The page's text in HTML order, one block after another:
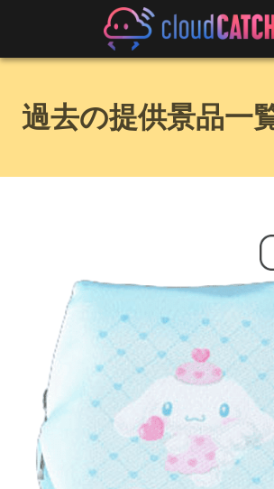
過去の提供景品一